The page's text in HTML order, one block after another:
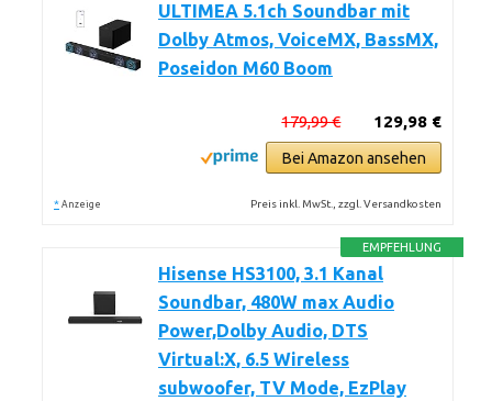
ULTIMEA 5.1ch Soundbar mit
Dolby Atmos, VoiceMX, BassMX,
Poseidon M60 Boom
129,98 €
179,99 €
Bei Amazon ansehen
* Anzeige Preis inkl. MwSt., zzgl. Versandkosten
EMPFEHLUNG
Hisense HS3100, 3.1 Kanal
Soundbar, 480W max Audio
Power,Dolby Audio, DTS
Virtual:X, 6.5 Wireless
subwoofer, TV Mode, EzPlay